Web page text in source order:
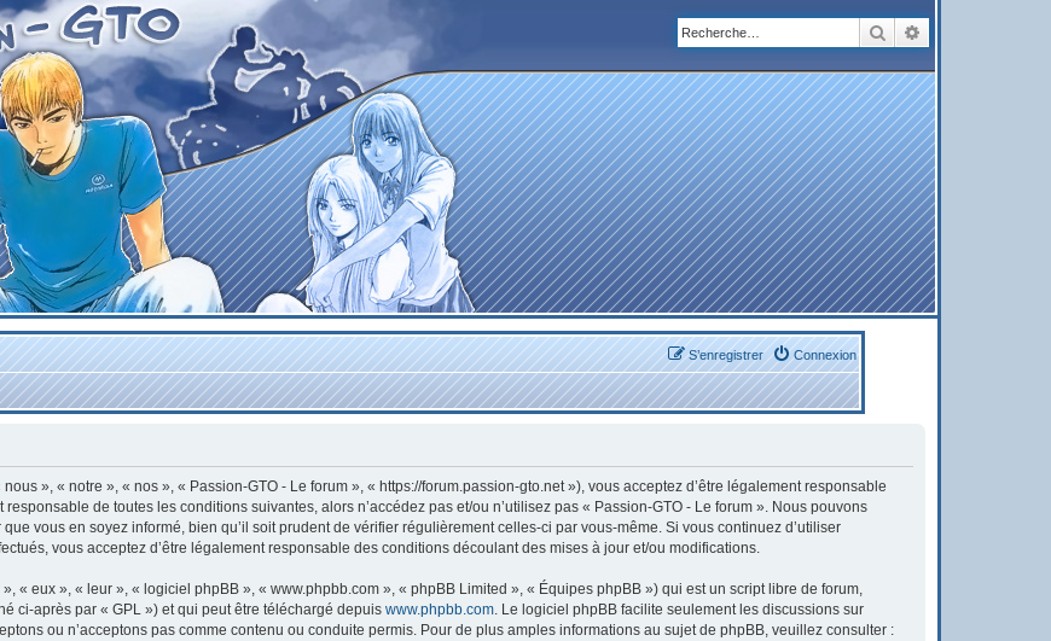
Rechercher
Connexion
S’enregistrer
», « notre », « nos », « Passion-GTO - Le forum », « https://forum.passion-gto.net »), vous acceptez d’être légalement responsable
de toutes les conditions suivantes, alors n’accédez pas et/ou n’utilisez pas « Passion-GTO - Le forum ». Nous pouvons
vous en soyez informé, bien qu’il soit prudent de vérifier régulièrement celles-ci par vous-même. Si vous continuez d’utiliser
vous acceptez d’être légalement responsable des conditions découlant des mises à jour et/ou modifications.
« eux », « leur », « logiciel phpBB », « www.phpbb.com », « phpBB Limited », « Équipes phpBB ») qui est un script libre de forum,
ci-après par « GPL ») et qui peut être téléchargé depuis www.phpbb.com. Le logiciel phpBB facilite seulement les discussions sur
ou n’acceptons pas comme contenu ou conduite permis. Pour de plus amples informations au sujet de phpBB, veuillez consulter :